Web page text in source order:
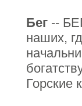
Бег --
наших,
Горские